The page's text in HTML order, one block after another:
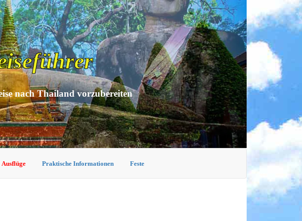
nach Thailand vorzubereiten
Ausflüge Praktische Informationen Feste